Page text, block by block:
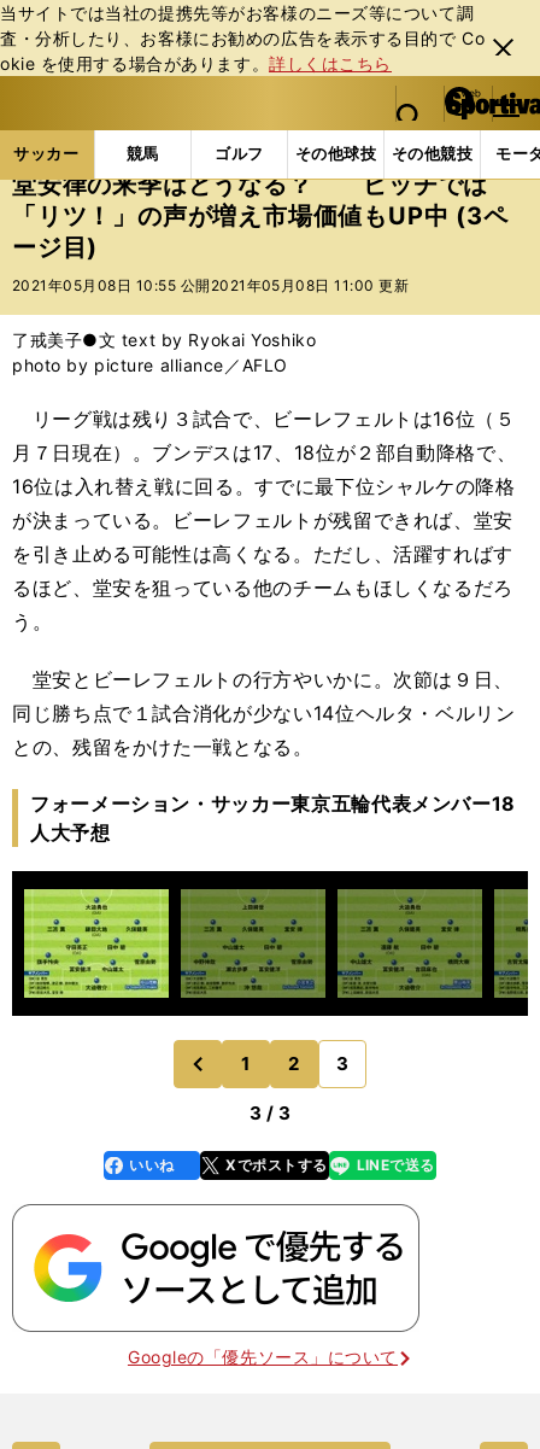
当サイトでは当社の提携先等がお客様のニーズ等について調
査・分析したり、お客様にお勧めの広告を表⽰する⽬的で Co
okie を使⽤する場合があります。詳しくはこちら
閉じ
る
web Sportiva (webスポルティーバ)
検索
マイペ
ー
ジ
メニュ
サッカー 競馬 ゴルフ その他球技 その他競技 モー
ス
ポ
ル
テ
ー
バ
サッカーの記事一覧 海外サッカー 海外サッカー
堂安律の来季はどうなる？ ピッチでは
「リツ！」の声が増え市場価値もUP中 (3ペ
ージ目)
2021年05月08日 10:55 公開 2021年05月08日 11:00 更新
了戒美子●文 text by Ryokai Yoshiko
photo by picture alliance／AFLO
リーグ戦は残り３試合で、ビーレフェルトは16位（５
月７日現在）。ブンデスは17、18位が２部自動降格で、
16位は入れ替え戦に回る。すでに最下位シャルケの降格
が決まっている。ビーレフェルトが残留できれば、堂安
を引き止める可能性は高くなる。ただし、活躍すればす
るほど、堂安を狙っている他のチームもほしくなるだろ
う。
堂安とビーレフェルトの行方やいかに。次節は９日、
同じ勝ち点で１試合消化が少ない14位ヘルタ・ベルリン
との、残留をかけた一戦となる。
フォーメーション・サッカー東京五輪代表メンバー18
人大予想
前
のページへ
1 2 3
3 / 3
faceboo
k
いいね Xでポストする
line LINEで送る
Googleの「優先ソース」について